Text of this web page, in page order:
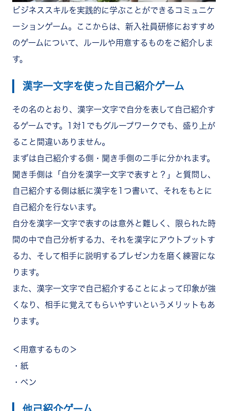
ビジネススキルを実践的に学ぶことができるコミュニケ
ーションゲーム。ここからは、新入社員研修におすすめ
のゲームについて、ルールや用意するものをご紹介しま
す。
漢字一文字を使った自己紹介ゲーム
その名のとおり、漢字一文字で自分を表して自己紹介す
るゲームです。1対1でもグループワークでも、盛り上が
ること間違いありません。
まずは自己紹介する側・聞き手側の二手に分かれます。
聞き手側は「自分を漢字一文字で表すと？」と質問し、
自己紹介する側は紙に漢字を1つ書いて、それをもとに
自己紹介を行ないます。
自分を漢字一文字で表すのは意外と難しく、限られた時
間の中で自己分析する力、それを漢字にアウトプットす
る力、そして相手に説明するプレゼン力を磨く練習にな
ります。
また、漢字一文字で自己紹介することによって印象が強
くなり、相手に覚えてもらいやすいというメリットもあ
ります。
＜用意するもの＞
・紙
・ペン
他己紹介ゲーム